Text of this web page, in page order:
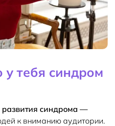
у тебя синдром
синдрома —
к вниманию аудитории.